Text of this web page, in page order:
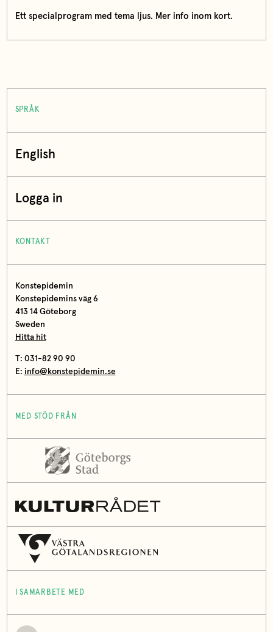
Ett specialprogram med tema ljus. Mer info inom kort.
SPRÅK
English
Logga in
KONTAKT
Konstepidemin
Konstepidemins väg 6
413 14 Göteborg
Sweden
Hitta hit
T: 031-82 90 90
E: info@konstepidemin.se
MED STÖD FRÅN
I SAMARBETE MED